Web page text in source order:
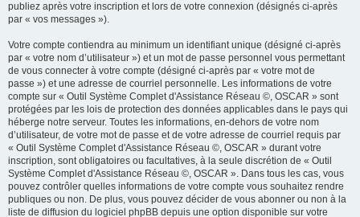
publiez après votre inscription et lors de votre connexion (désignés ci-après
par « vos messages »).
Votre compte contiendra au minimum un identifiant unique (désigné ci-après
par « votre nom d’utilisateur ») et un mot de passe personnel vous permettant
de vous connecter à votre compte (désigné ci-après par « votre mot de
passe ») et une adresse de courriel personnelle. Les informations de votre
compte sur « Outil Système Complet d'Assistance Réseau ©, OSCAR » sont
protégées par les lois de protection des données applicables dans le pays qui
héberge notre serveur. Toutes les informations, en-dehors de votre nom
d’utilisateur, de votre mot de passe et de votre adresse de courriel requis par
« Outil Système Complet d'Assistance Réseau ©, OSCAR » durant votre
inscription, sont obligatoires ou facultatives, à la seule discrétion de « Outil
Système Complet d'Assistance Réseau ©, OSCAR ». Dans tous les cas, vous
pouvez contrôler quelles informations de votre compte vous souhaitez rendre
publiques ou non. De plus, vous pouvez décider de vous abonner ou non à la
liste de diffusion du logiciel phpBB depuis une option disponible sur votre